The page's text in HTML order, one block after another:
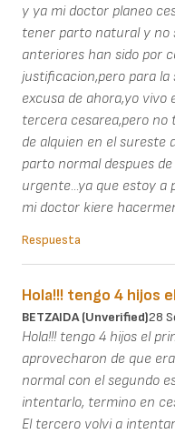
y ya mi doctor planeo
tener parto natural y no
anteriores han sido por
justificacion,pero para la
excusa de ahora,yo
tercera cesarea,pero no
de alquien en el sureste
parto normal despues
urgente...ya que estoy a
mi doctor kiere
Respuesta
Hola!!! tengo 4 hijos el
BETZAIDA (unverified)28
Hola!!! tengo 4 hijos el
aprovecharon de que
normal con el segundo
intentarlo, termino en
El tercero volvi a